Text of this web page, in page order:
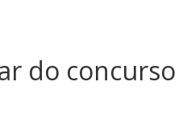
do concurso